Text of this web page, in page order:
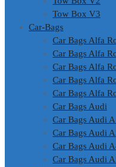
Tow Box V3
Car-Bags
Car Bags Alfa
Car Bags Alfa
Car Bags Alfa
Car Bags Alfa
Car Bags Alfa
Car Bags Audi
Car Bags Audi
Car Bags Audi
Car Bags Audi
Car Bags Audi